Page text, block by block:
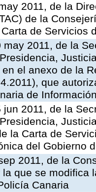
2011, de la
de la
de Servicios
may 2011, de la
el anexo de la
que
de
jun 2011, de la
la Carta de
del Gobierno
2011, de la
que se modifica
Canaria